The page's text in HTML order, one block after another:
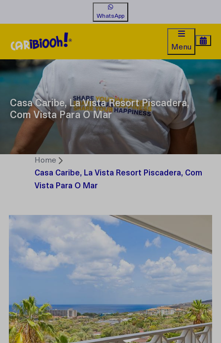
WhatsApp
Menu
Casa Caribe, La Vista Resort Piscadera,
Com Vista Para O Mar
Home
Casa Caribe, La Vista Resort Piscadera, Com
Vista Para O Mar